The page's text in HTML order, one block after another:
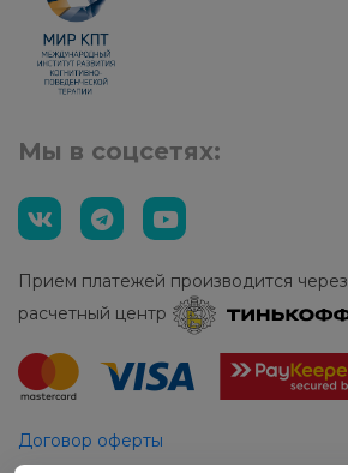
Мы в соцсетях:
Прием платежей производится через
расчетный центр
Договор оферты